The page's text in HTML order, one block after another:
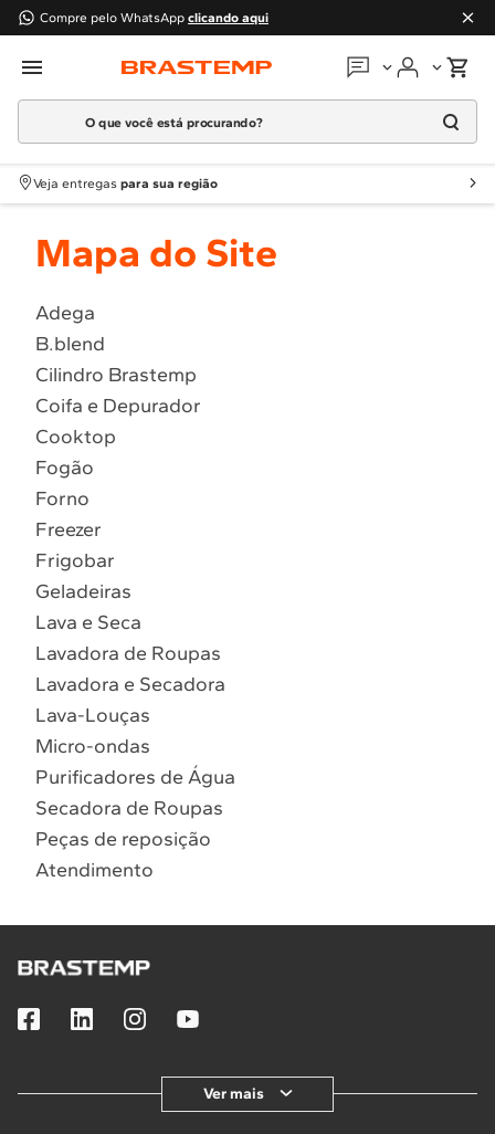
Compre pelo WhatsApp clicando aqui
Em que podemos
Atendimento Brastemp
Localizar assistência técnica
O que você está procurando?
Termos mais buscados
1º Geladeira
2
Fogao
4 º Lava Louça
5 º Cooktop
6º Microondas Brastemp
7º Forno
8º Embutir
9º Combos
Veja entregas para sua região
Mapa do Site
Adega
B.blend
Cilindro Brastemp
Coifa e Depurador
Cooktop
Fogão
Forno
Freezer
Frigobar
Geladeiras
Lava e Seca
Lavadora de Roupas
Lavadora e Secadora
Lava-Louças
Micro-ondas
Purificadores de Água
Secadora de Roupas
Peças de reposição
Atendimento
Ver mais